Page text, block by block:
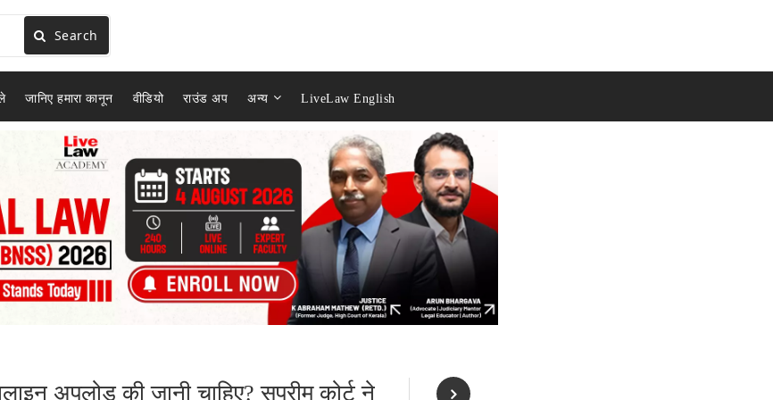
Search
जानिए हमारा कानून वीडियो राउंड अप अन्य LiveLaw English
अपलोड की जानी चाहिए? सुप्रीम कोर्ट ने